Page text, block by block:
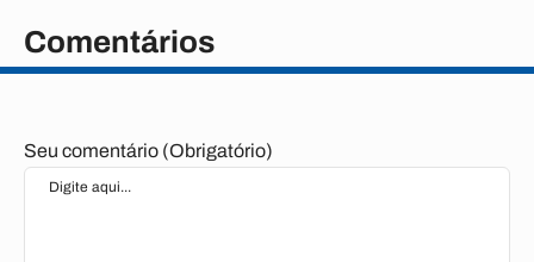
Comentários
Seu comentário (Obrigatório)